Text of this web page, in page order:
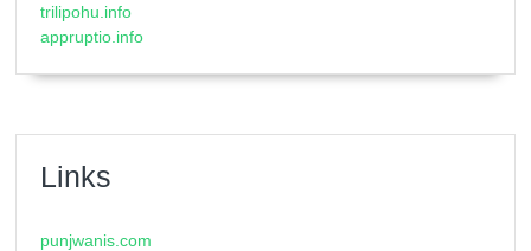
trilipohu.info
appruptio.info
Links
punjwanis.com